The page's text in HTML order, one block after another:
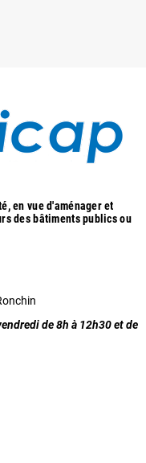
en vue d'aménager et
des bâtiments publics ou
de 8h à 12h30 et de